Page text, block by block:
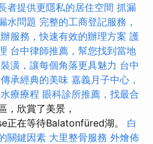
者提供更隱私的居住空間 抓漏
水問題 完整的工商登記服務，
服務，快速有效的辦理方案 護
台中律師推薦，幫您找到當地
潢，讓每個角落更具魅力 台中
承經典的美味 嘉義月子中心，
療療程 眼科診所推薦，找最合
，欣賞了美景，
正在等待Balatonfüred湖。 白
關鍵因素 大里整骨服務 外燴佈